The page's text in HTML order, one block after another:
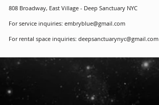
808 Broadway, East Village - Deep Sanctuary NYC
For service inquiries: embryblue@gmail.com
For rental space inquiries: deepsanctuarynyc@gmail.com